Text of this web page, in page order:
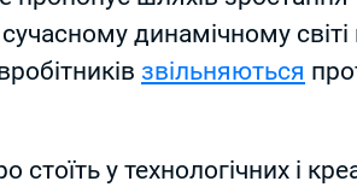
динамічному світі
звільняються
у технологічних і